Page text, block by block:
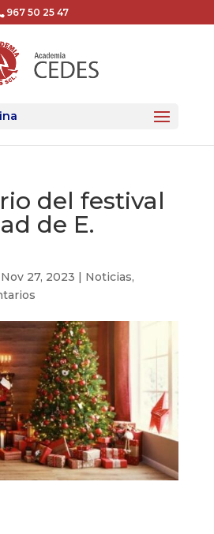
967 50 25 47
del festival
de E.
Nov 27, 2023 | Noticias,